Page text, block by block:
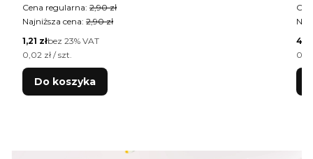
Cena regularna: 2,90 zł
Najniższa cena: 2,90 zł
Cena netto
1,21 złbez 23% VAT
Cena jednostkowa netto
0,02 zł / szt.
Do koszyka